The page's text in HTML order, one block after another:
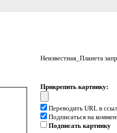
Неизвестная_Планета
Прикрепить картинку:
Переводить URL в
Подписаться на
Подписать картинку